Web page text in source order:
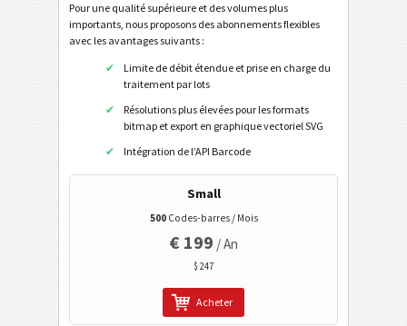
GS1-DataBar Limited Composite
EAN / UPC
Codes barres en 2D
Codes à barres 2D GS1
Banque électronique / SEPA
Pour une qualité supérieure et des volumes plus
importants, nous proposons des abonnements flexibles
avec les avantages suivants :
Limite de débit étendue et prise en charge du
traitement par lots
Résolutions plus élevées pour les formats
bitmap et export en graphique vectoriel SVG
Intégration de l’API Barcode
Small
500Codes-barres / Mois
€ 199 / An
$ 247
Acheter